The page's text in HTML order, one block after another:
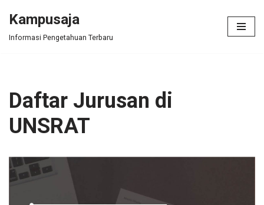
Skip
Kampusaja
Informasi Pengetahuan Terbaru
Daftar Jurusan di
UNSRAT